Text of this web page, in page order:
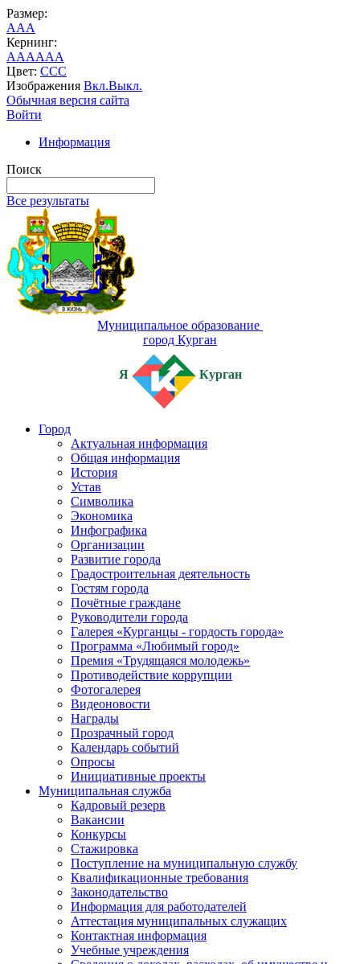
Размер:
AAA
Кернинг:
AAAAAA
Цвет: CCC
Изображения Вкл.Выкл.
Обычная версия сайта
Войти
Информация
Поиск
Все результаты
Муниципальное образование
город Курган
Я Курган
Город
Актуальная информация
Общая информация
История
Устав
Символика
Экономика
Инфографика
Организации
Развитие города
Градостроительная деятельность
Гостям города
Почётные граждане
Руководители города
Галерея «Курганцы - гордость города»
Программа «Любимый город»
Премия «Трудящаяся молодежь»
Противодействие коррупции
Фотогалерея
Видеоновости
Награды
Прозрачный город
Календарь событий
Опросы
Инициативные проекты
Муниципальная служба
Кадровый резерв
Вакансии
Конкурсы
Стажировка
Поступление на муниципальную службу
Квалификационные требования
Законодательство
Информация для работодателей
Аттестация муниципальных служащих
Контактная информация
Учебные учреждения